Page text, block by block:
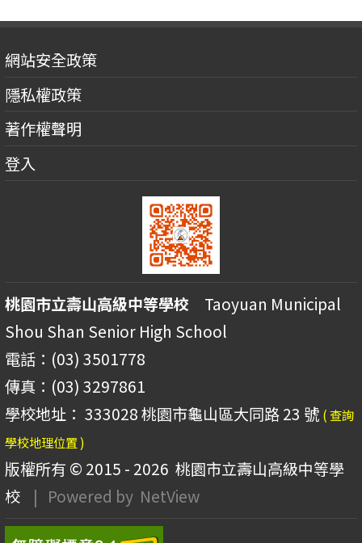
網站安全政策
隱私權政策
著作權聲明
登入
桃園市立壽山高級中等學校 Taoyuan Municipal
Shou Shan Senior High School
電話：(03) 3501778
傳真：(03) 3297861
學校地址： 333028 桃園市龜山區大同路 23 號 ( 查詢
學校地理位置 )
版權所有 © 2015 - 2026 桃園市立壽山高級中等學
校
| Powered by NetView